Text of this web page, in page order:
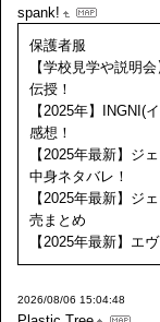
spank!
保護者服
【学校見学や説明
伝授！
【2025年】INGNI(
感想！
【2025年最新】ジ
中身ネタバレ！
【2025年最新】ジ
売まとめ
【2025年最新】エ
2026/08/06 15:04:48